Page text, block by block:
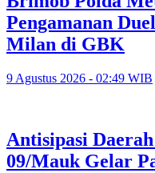
Pengamanan
Milan di GBK
9 Agustus 2026 - 02:49 WIB
Antisipasi
09/Mauk Gelar